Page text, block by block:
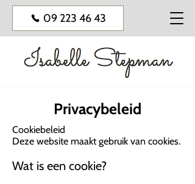
09 223 46 43
Privacybeleid
Cookiebeleid
Deze website maakt gebruik van cookies.
Wat is een cookie?